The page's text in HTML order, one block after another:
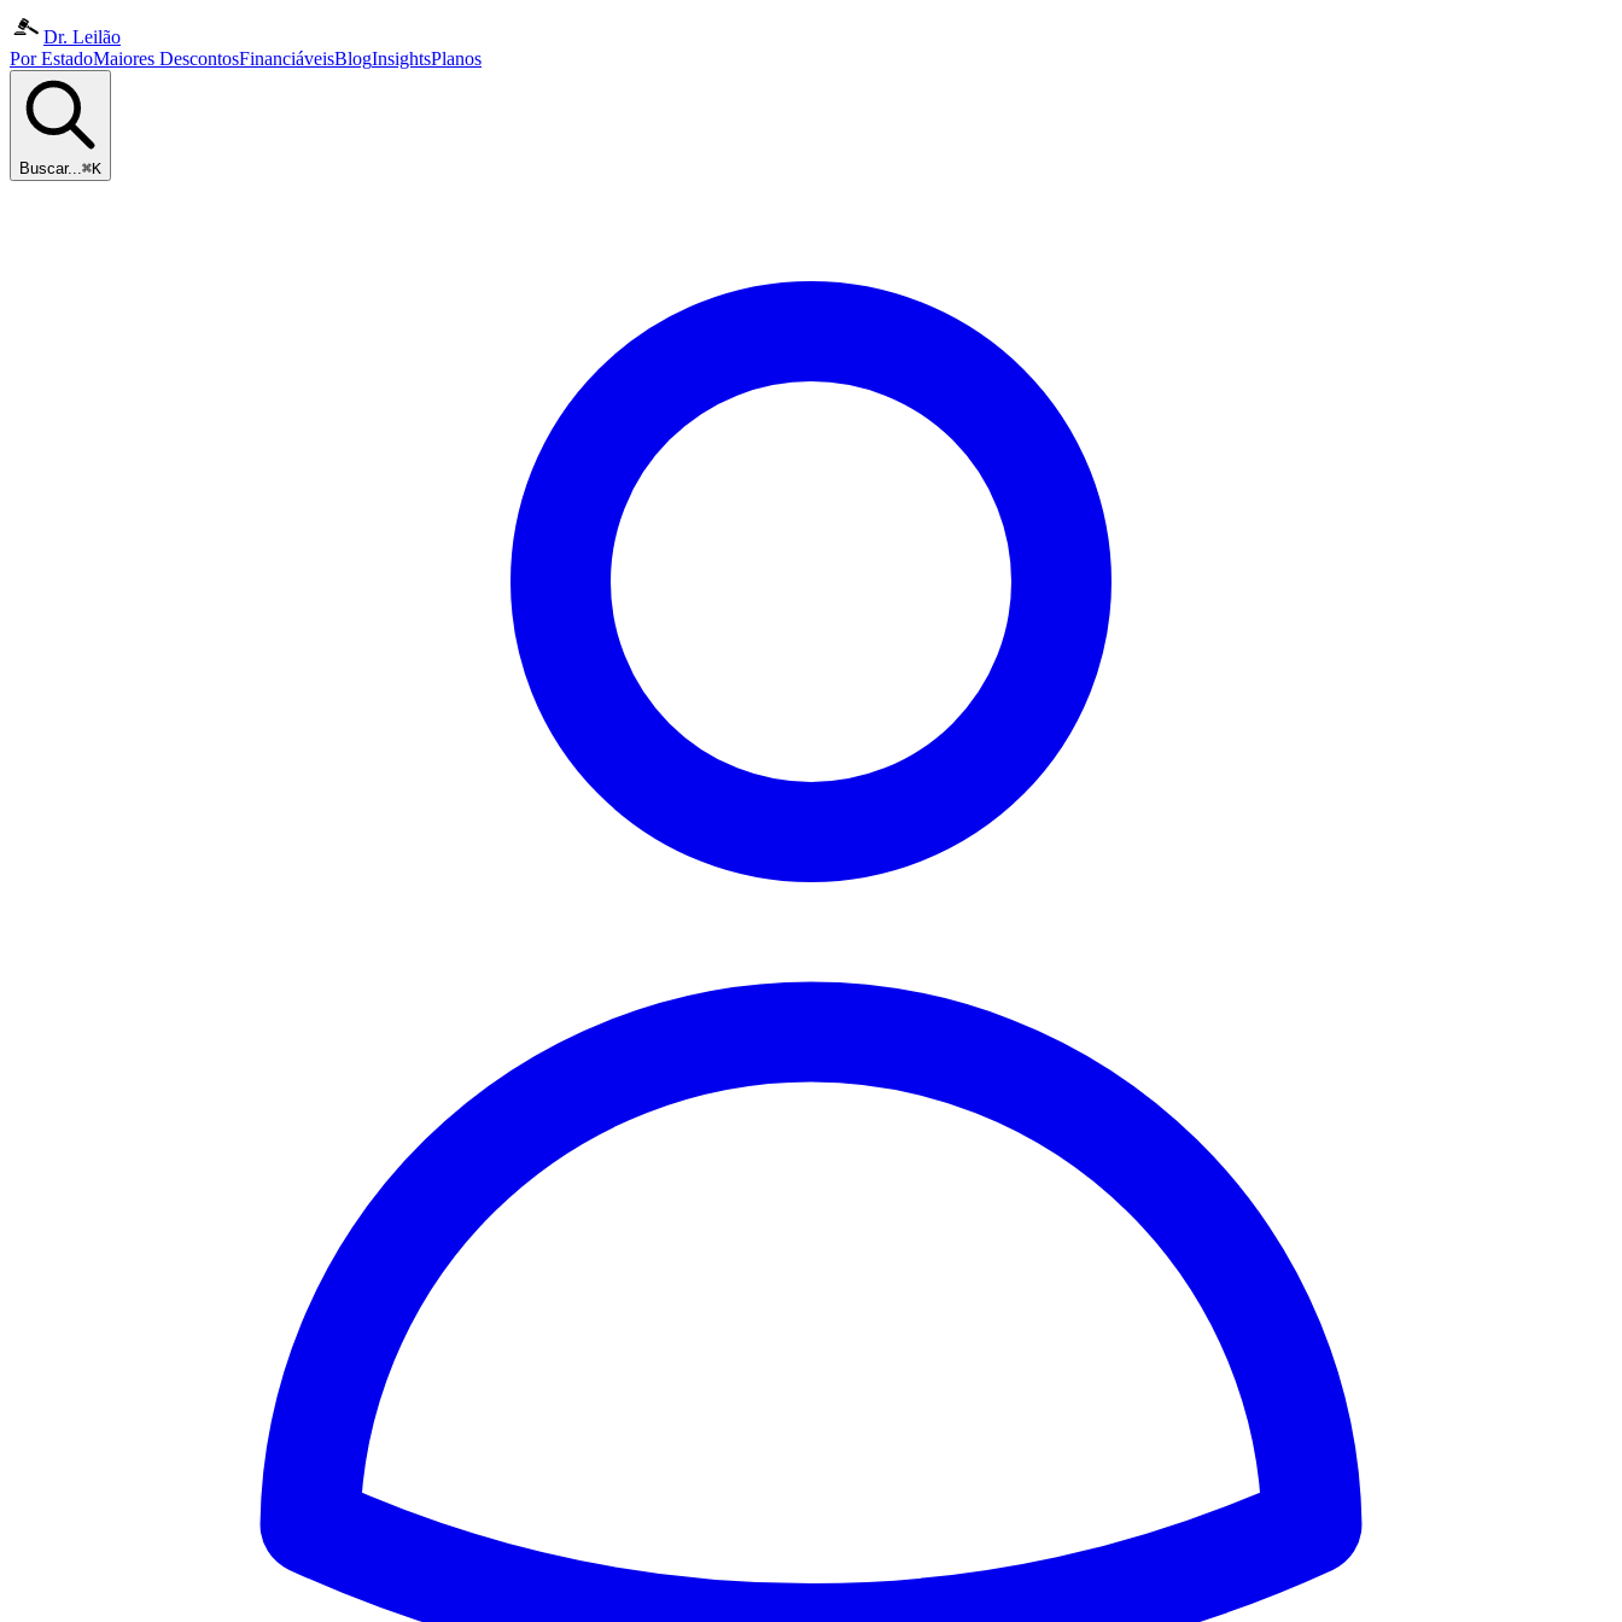
Dr. Leilão
Por EstadoMaiores DescontosFinanciáveisBlogInsightsPlanos
Buscar...⌘K